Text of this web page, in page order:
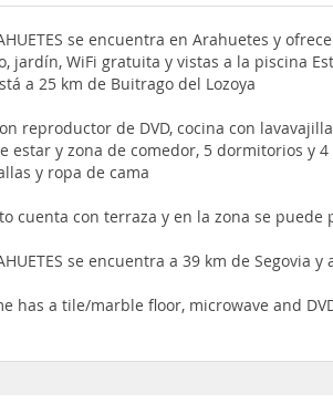
se encuentra en Arahuetes y
jardín, WiFi gratuita y vistas a la piscina
a 25 km de Buitrago del Lozoya
reproductor de DVD, cocina con
estar y zona de comedor, 5 dormitorios y
y ropa de cama
cuenta con terraza y en la zona se puede
se encuentra a 39 km de Segovia
has a tile/marble floor, microwave and